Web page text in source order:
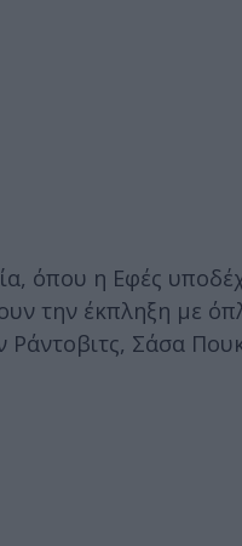
όπου η Εφές
την έκπληξη με
Ράντοβιτς, Σάσα